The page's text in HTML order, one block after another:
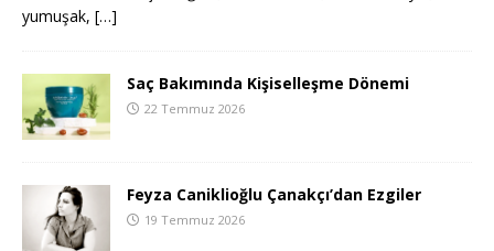
yumuşak, […]
Saç Bakımında Kişiselleşme Dönemi
22 Temmuz 2026
Feyza Caniklioğlu Çanakçı’dan Ezgiler
19 Temmuz 2026